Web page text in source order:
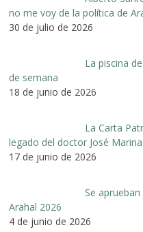
no me voy de la política de
30 de julio de 2026
La piscina
de semana
18 de junio de 2026
La Carta
legado del doctor José
17 de junio de 2026
Se
Arahal 2026
4 de junio de 2026